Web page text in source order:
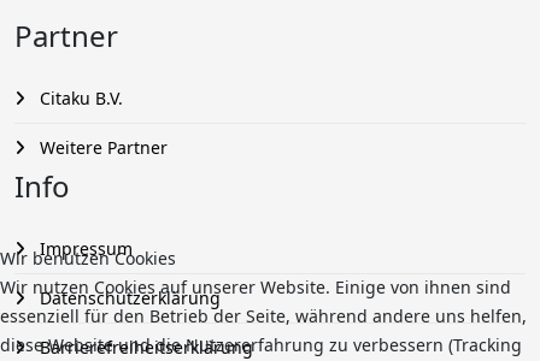
Partner
Citaku B.V.
Weitere Partner
Info
Impressum
Datenschutzerklärung
Barrierefreiheitserklärung
Wir benutzen Cookies
Wir nutzen Cookies auf unserer Website. Einige von ihnen sind
essenziell für den Betrieb der Seite, während andere uns helfen,
diese Website und die Nutzererfahrung zu verbessern (Tracking